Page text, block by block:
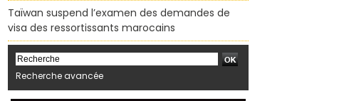
Taïwan suspend l’examen des demandes de
visa des ressortissants marocains
Recherche avancée